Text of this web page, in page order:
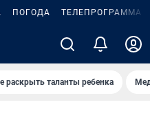
ПОГОДА ТЕЛЕПРОГРАММА
раскрыть таланты ребенка